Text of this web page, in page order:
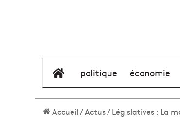
élément de menu
politique économie
Accueil/Actus/Législatives : La